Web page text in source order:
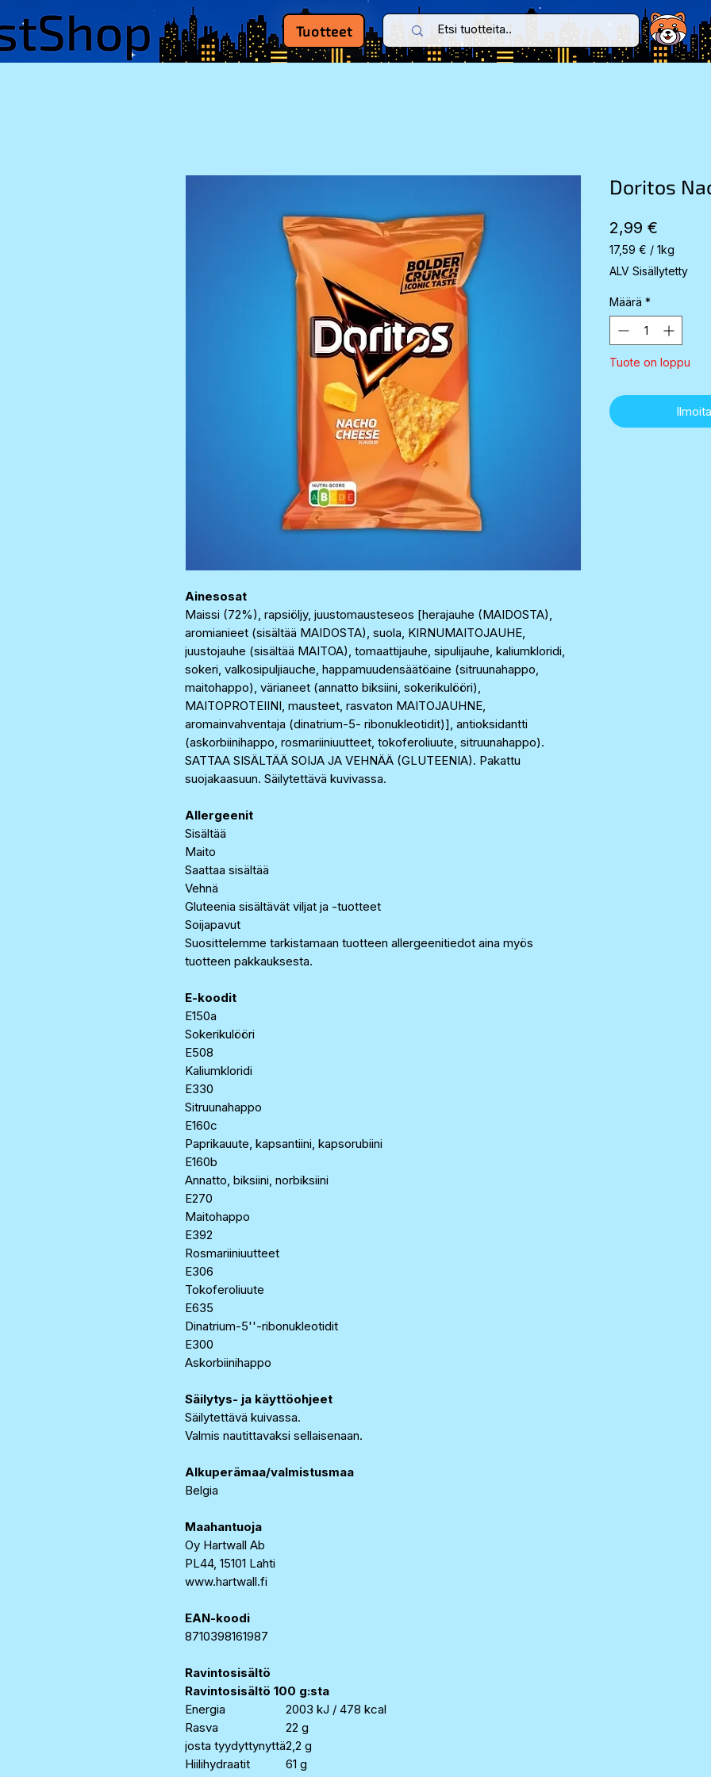
Tuotteet
Ainesosat
Maissi (72%), rapsiöljy, juustomausteseos [herajauhe (MAIDOSTA),
aromianieet (sisältää MAIDOSTA), suola, KIRNUMAITOJAUHE,
juustojauhe (sisältää MAITOA), tomaattijauhe, sipulijauhe, kaliumkloridi,
sokeri, valkosipuljiauche, happamuudensäätöaine (sitruunahappo,
maitohappo), värianeet (annatto biksiini, sokerikulööri),
MAITOPROTEIINI, mausteet, rasvaton MAITOJAUHNE,
aromainvahventaja (dinatrium-5- ribonukleotidit)], antioksidantti
(askorbiinihappo, rosmariiniuutteet, tokoferoliuute, sitruunahappo).
SATTAA SISÄLTÄÄ SOIJA JA VEHNÄÄ (GLUTEENIA). Pakattu
suojakaasuun. Säilytettävä kuvivassa.
Allergeenit
Sisältää
Maito
Saattaa sisältää
Vehnä
Gluteenia sisältävät viljat ja -tuotteet
Soijapavut
Suosittelemme tarkistamaan tuotteen allergeenitiedot aina myös
tuotteen pakkauksesta.
E-koodit
E150a
Sokerikulööri
E508
Kaliumkloridi
E330
Sitruunahappo
E160c
Paprikauute, kapsantiini, kapsorubiini
E160b
Annatto, biksiini, norbiksiini
E270
Maitohappo
E392
Rosmariiniuutteet
E306
Tokoferoliuute
E635
Dinatrium-5''-ribonukleotidit
E300
Askorbiinihappo
Säilytys- ja käyttöohjeet
Säilytettävä kuivassa.
Valmis nautittavaksi sellaisenaan.
Alkuperämaa/valmistusmaa
Belgia
Maahantuoja
Oy Hartwall Ab
PL44, 15101 Lahti
www.hartwall.fi
EAN-koodi
8710398161987
Ravintosisältö
Ravintosisältö 100 g:sta
Energia
2003 kJ / 478 kcal
Rasva
22 g
josta tyydyttynyttä2,2 g
Hiilihydraatit
61 g
Doritos
2,99 €
17,59 € / 1kg
17,59 €
per
1
Kilogram
ALV Sisällytetty
Määrä *
Tuote on loppu